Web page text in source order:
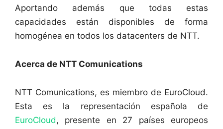
Aportando además que todas estas
capacidades están disponibles de forma
homogénea en todos los datacenters de NTT.
Acerca de NTT Comunications
NTT Comunications, es miembro de EuroCloud.
Esta es la representación española de
EuroCloud, presente en 27 países europeos